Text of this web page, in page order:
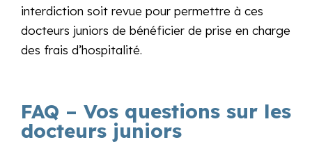
interdiction soit revue pour permettre à ces
docteurs juniors de bénéficier de prise en charge
des frais d’hospitalité.
FAQ – Vos questions sur les
docteurs juniors